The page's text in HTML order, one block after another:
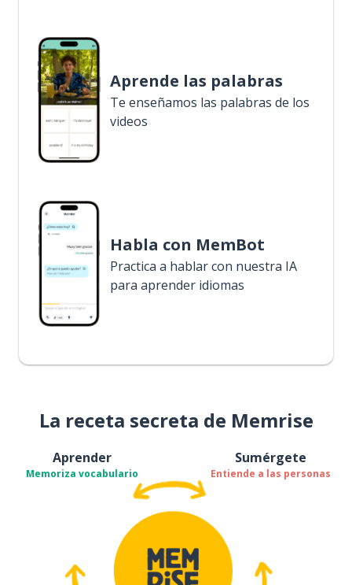
Aprende las palabras
Te enseñamos las palabras de los
videos
Habla con MemBot
Practica a hablar con nuestra IA
para aprender idiomas
La receta secreta de Memrise
Aprender
Memoriza vocabulario
Sumérgete
Entiende a las personas